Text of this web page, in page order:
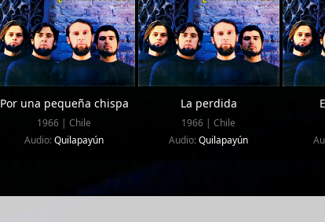
Por una pequeña chispa
1966 | Chile
Audio:Quilapayún
La perdida
1966 | Chile
Audio:Quilapayún